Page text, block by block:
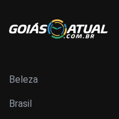
Beleza
Brasil